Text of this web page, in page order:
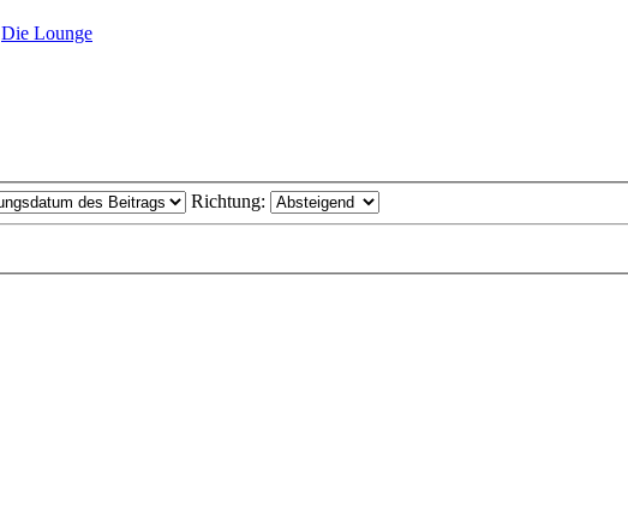
Die Lounge
Richtung: